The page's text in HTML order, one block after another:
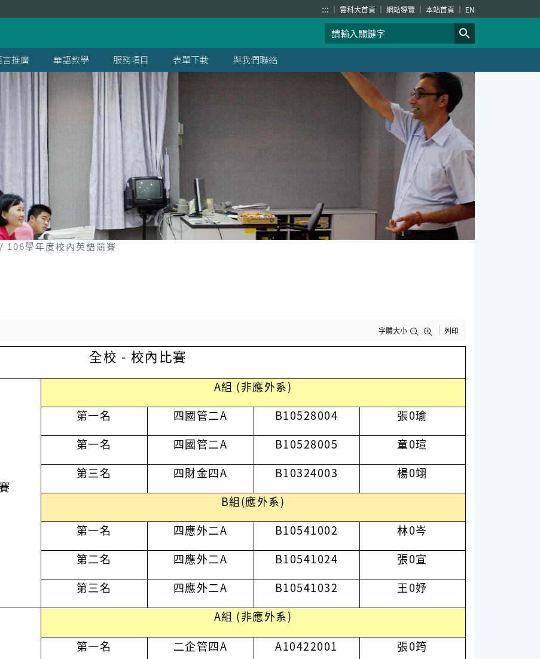
::: 雲科大首頁 網站導覽 本站首頁 EN
言推廣 華語教學 服務項目 表單下載 與我們聯絡
106學年度校內英語競賽
字體大小 列印
全校 - 校內比賽
A組 (非應外系)
第一名
四國管二A B10528004
張0瑜
第一名
四國管二A B10528005
童0瑄
第三名
四財金四A B10324003
楊0翊
B組(應外系)
第一名
四應外二A B10541002
林0岑
第二名
四應外二A B10541024
張0宣
第三名
四應外二A B10541032 王0妤
A組 (非應外系)
第一名
二企管四A A10422001
張0筠